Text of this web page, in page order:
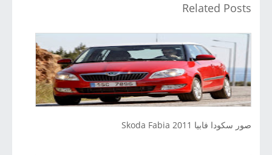
Related Posts
صور سكودا فابيا 2011 Skoda Fabia